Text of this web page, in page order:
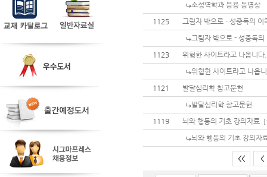
소성역학과 응용 동영상
1125
그림자 밖으로 - 성중독의
그림자 밖으로 - 성중독
1123
위험한 사이트라고 나옵니다.
위험한 사이트라고 나옵
1121
발달심리학 참고문헌
발달심리학 참고문헌
1119
뇌와 행동의 기초 강의자료
뇌와 행동의 기초 강의자
<< <